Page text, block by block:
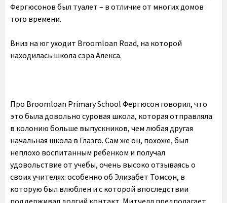
Фергюсонов был туалет – в отличие от многих домов
того времени.
Вниз на юг уходит Broomloan Road, на которой
находилась школа сэра Алекса.
Про Broomloan Primary School Фергюсон говорил, что
это была довольно суровая школа, которая отправляла
в колонию больше выпускников, чем любая другая
начальная школа в Глазго. Сам же он, похоже, был
неплохо воспитанным ребенком и получал
удовольствие от учебы, очень высоко отзываясь о
своих учителях: особенно об Элизабет Томсон, в
которую был влюблен и с которой впоследствии
поддерживал долгий контакт. Митчелл предполагает,